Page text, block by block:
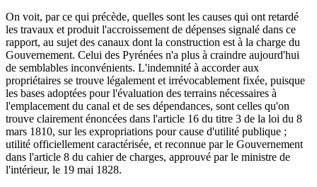
On voit, par ce qui précède, quelles sont les causes qui ont retardé
les travaux et produit l'accroissement de dépenses signalé dans ce
rapport, au sujet des canaux dont la construction est à la charge du
Gouvernement. Celui des Pyrénées n'a plus à craindre aujourd'hui
de semblables inconvénients. L'indemnité à accorder aux
propriétaires se trouve légalement et irrévocablement fixée, puisque
les bases adoptées pour l'évaluation des terrains nécessaires à
l'emplacement du canal et de ses dépendances, sont celles qu'on
trouve clairement énoncées dans l'article 16 du titre 3 de la loi du 8
mars 1810, sur les expropriations pour cause d'utilité publique ;
utilité officiellement caractérisée, et reconnue par le Gouvernement
dans l'article 8 du cahier de charges, approuvé par le ministre de
l'intérieur, le 19 mai 1828.